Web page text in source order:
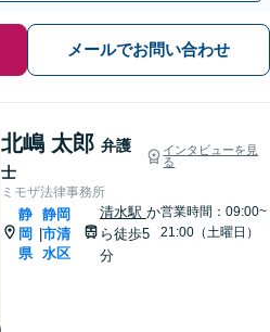
メールでお問い合わせ
北嶋 太郎 弁護
士
インタビューを見
る
ミモザ法律事務所
静
岡
県
静岡
市清
水区
清水駅 か
ら徒歩5
分
営業時間：09:00~
21:00（土曜日）